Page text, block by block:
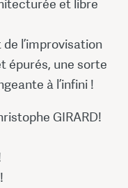
et libre
l’improvisation
épurés, une sorte
à l’infini !
GIRARD!